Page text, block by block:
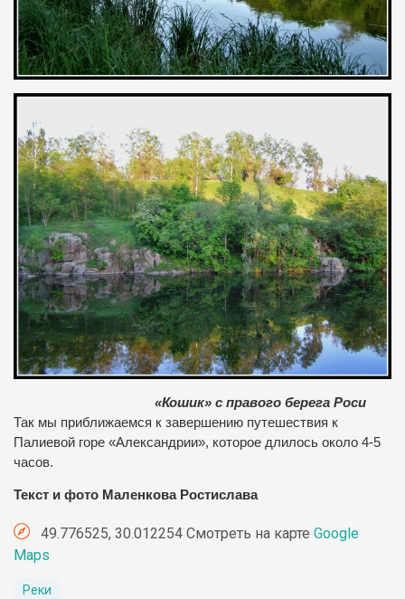
«Кошик» с правого берега Роси
Так мы приближаемся к завершению путешествия к
Палиевой горе «Александрии», которое длилось около 4-5
часов.
Текст и фото Маленкова Ростислава
49.776525, 30.012254 Смотреть на карте Google
Maps
Реки